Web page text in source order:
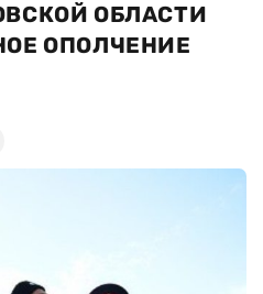
ОБЛАСТИ
ОПОЛЧЕНИЕ